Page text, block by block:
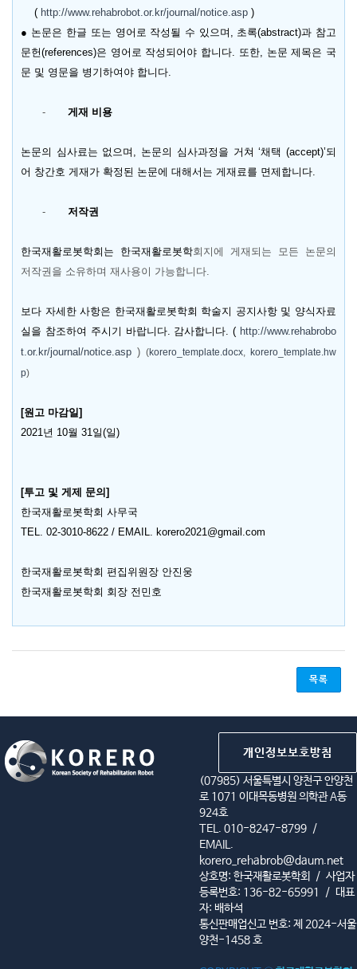
( http://www.rehabrobot.or.kr/journal/notice.asp )
● 논문은 한글 또는 영어로 작성될 수 있으며 , 초록(abstract)과 참고
문헌(references)은 영어로 작성되어야 합니다. 또한, 논문 제목은 국
문 및 영문을 병기하여야 합니다.
- 게재 비용
논문의 심사료는 없으며 , 논문의 심사과정을 거쳐 ‘채택 (accept)’되
어 창간호 게재가 확정된 논문에 대해서는 게재료를 면제합니다.
- 저작권
한국재활로봇학회는 한국재활로봇학회지에 게재되는 모든 논문의
저작권을 소유하며 재사용이 가능합니다.
보다 자세한 사항은 한국재활로봇학회 학술지 공지사항 및 양식자료
실을 참조하여 주시기 바랍니다. 감사합니다. ( http://www.rehabrobo
t.or.kr/journal/notice.asp ) (korero_template.docx, korero_template.hw
p)
[원고 마감일]
2021년 10월 31일(일)
[투고 및 게제 문의 ]
한국재활로봇학회 사무국
TEL. 02-3010-8622 / EMAIL. korero2021@gmail.com
한국재활로봇학회 편집위원장 안진웅
한국재활로봇학회 회장 전민호
목록
개인정보보호방침
(07985) 서울특별시 양천구 안양천
로 1071 이대목동병원 의학관 A동
924호
TEL. 010-8247-8799 /
EMAIL.
korero_rehabrob@daum.net
상호명: 한국재활로봇학회
/ 사업자
등록번호: 136-82-65991
/ 대표
자: 배하석
통신판매업신고 번호: 제 2024-서울
양천-1458 호